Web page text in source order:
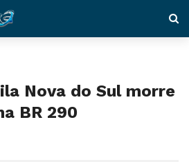
Nova do Sul morre
BR 290